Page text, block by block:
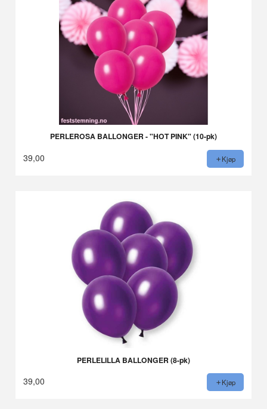
PERLEROSA BALLONGER - "HOT PINK" (10-pk)
39,00 Kjøp
PERLELILLA BALLONGER (8-pk)
39,00 Kjøp